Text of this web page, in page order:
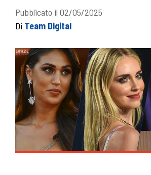
Pubblicato il 02/05/2025
Di Team Digital